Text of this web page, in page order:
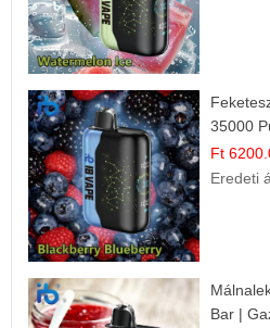
35000
Ft
Eredeti
Bar |